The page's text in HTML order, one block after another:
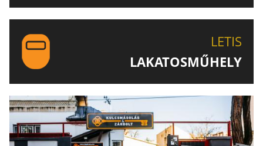
LETIS
LAKATOSMŰHELY
TERMÉKEIT IS!